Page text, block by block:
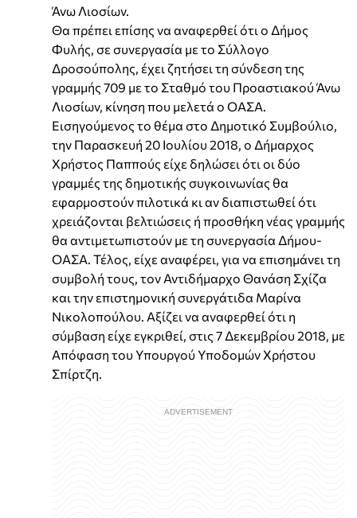
Άνω Λιοσίων.
Θα πρέπει επίσης να αναφερθεί ότι ο Δήμος
Φυλής, σε συνεργασία με το Σύλλογο
Δροσούπολης, έχει ζητήσει τη σύνδεση της
γραμμής 709 με το Σταθμό του Προαστιακού Άνω
Λιοσίων, κίνηση που μελετά ο ΟΑΣΑ.
Εισηγούμενος το θέμα στο Δημοτικό Συμβούλιο,
την Παρασκευή 20 Ιουλίου 2018, ο Δήμαρχος
Χρήστος Παππούς είχε δηλώσει ότι οι δύο
γραμμές της δημοτικής συγκοινωνίας θα
εφαρμοστούν πιλοτικά κι αν διαπιστωθεί ότι
χρειάζονται βελτιώσεις ή προσθήκη νέας γραμμής
θα αντιμετωπιστούν με τη συνεργασία Δήμου-
ΟΑΣΑ. Τέλος, είχε αναφέρει, για να επισημάνει τη
συμβολή τους, τον Αντιδήμαρχο Θανάση Σχίζα
και την επιστημονική συνεργάτιδα Μαρίνα
Νικολοπούλου. Αξίζει να αναφερθεί ότι η
σύμβαση είχε εγκριθεί, στις 7 Δεκεμβρίου 2018, με
Απόφαση του Υπουργού Υποδομών Χρήστου
Σπίρτζη.